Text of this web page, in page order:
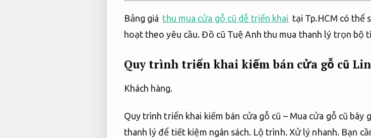
Bảng giá thu mua cửa gỗ cũ dễ triển khai tại Tp.HCM có thể
hoạt theo yêu cầu. Đồ cũ Tuệ Anh thu mua thanh lý trọn bộ
Quy trình triển khai kiếm bán cửa gỗ cũ
Khách hàng.
Quy trình triển khai kiếm bán cửa gỗ cũ – Mua cửa gỗ cũ bây
thanh lý để tiết kiệm ngân sách. Lộ trình. Xử lý nhanh. Bạn